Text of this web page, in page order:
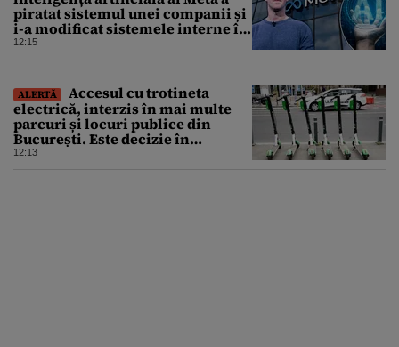
piratat sistemul unei companii și
i-a modificat sistemele interne în
timpul unui test de securitate
12:15
ALERTĂ
Accesul cu trotineta
electrică, interzis în mai multe
parcuri și locuri publice din
București. Este decizie în
premieră, iar amenzile sunt
12:13